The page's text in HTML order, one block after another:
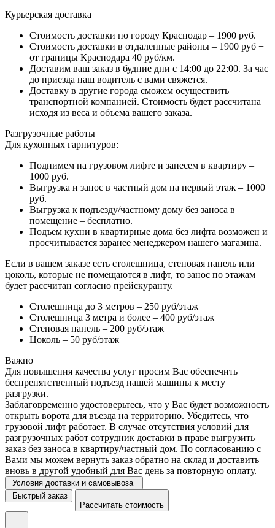
Курьерская доставка
Стоимость доставки по городу Краснодар – 1900 руб.
Стоимость доставки в отдаленные районы – 1900 руб +
от границы Краснодара 40 руб/км.
Доставим ваш заказ в будние дни с 14:00 до 22:00. За час
до приезда наш водитель с вами свяжется.
Доставку в другие города сможем осуществить
транспортной компанией. Стоимость будет рассчитана
исходя из веса и объема вашего заказа.
Разгрузочные работы
Для кухонных гарнитуров:
Поднимем на грузовом лифте и занесем в квартиру –
1000 руб.
Выгрузка и занос в частный дом на первый этаж – 1000
руб.
Выгрузка к подъезду/частному дому без заноса в
помещение – бесплатно.
Подъем кухни в квартирные дома без лифта возможен и
просчитывается заранее менеджером нашего магазина.
Если в вашем заказе есть столешница, стеновая панель или
цоколь, которые не помещаются в лифт, то занос по этажам
будет рассчитан согласно прейскуранту.
Столешница до 3 метров – 250 руб/этаж
Столешница 3 метра и более – 400 руб/этаж
Стеновая панель – 200 руб/этаж
Цоколь – 50 руб/этаж
Важно
Для повышения качества услуг просим Вас обеспечить
беспрепятственный подъезд нашей машины к месту
разгрузки.
Заблаговременно удостоверьтесь, что у Вас будет возможность
открыть ворота для въезда на территорию. Убедитесь, что
грузовой лифт работает. В случае отсутствия условий для
разгрузочных работ сотрудник доставки в праве выгрузить
заказ без заноса в квартиру/частный дом. По согласованию с
Вами мы можем вернуть заказ обратно на склад и доставить
вновь в другой удобный для Вас день за повторную оплату.
Условия доставки и самовывоза
Быстрый заказ
Рассчитать стоимость